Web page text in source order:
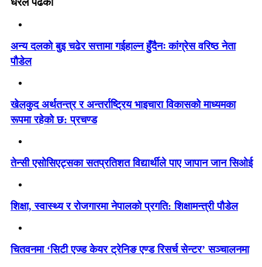
अन्य दलको बुइ चढेर सत्तामा गईहाल्न हुँदैनः कांग्रेस वरिष्ठ नेता
पौडेल
खेलकुद अर्थतन्त्र र अन्तर्राष्ट्रिय भाइचारा विकासको माध्यमका
रूपमा रहेको छ: प्रचण्ड
तेन्सी एसोसिएट्सका सतप्रतिशत विद्यार्थीले पाए जापान जान सिओई
शिक्षा, स्वास्थ्य र रोजगारमा नेपालको प्रगति: शिक्षामन्त्री पौडेल
चितवनमा ‘सिटी एज्ड केयर ट्रेनिङ एण्ड रिसर्च सेन्टर’ सञ्चालनमा